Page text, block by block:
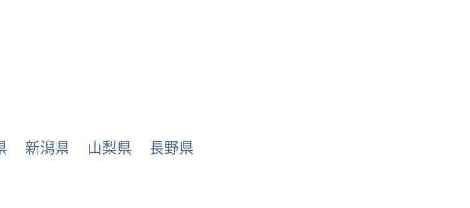
新潟県 山梨県 長野県